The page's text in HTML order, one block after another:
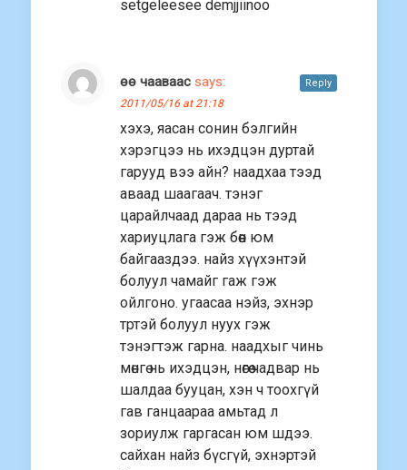
setgeleesee demjjiinoo
өө чааваас says:
2011/05/16 at 21:18
хэхэ, яасан сонин бэлгийн
хэрэгцээ нь ихэдцэн дуртай
гарууд вээ айн? наадхаа тээд
аваад шаагаач. тэнэг
царайлчаад дараа нь тээд
хариуцлага гэж бөөн юм
байгааздээ. найз хүүхэнтэй
болуул чамайг гаж гэж
ойлгоно. угаасаа нэйз, эхнэр
тртэй болуул нуух гэж
тэнэгтэж гарна. наадхыг чинь
мөнгө нь ихэдцэн, нөгөө чадвар нь
шалдаа бууцан, хэн ч тоохгүй
гав ганцаараа амьтад л
зориулж гаргасан юм шдээ.
сайхан найз бүсгүй, эхнэртэй
Reply